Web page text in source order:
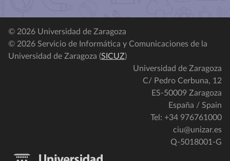
© 2026 Universidad de Zaragoza
© 2026 Servicio de Informática y Comunicaciones de la
Universidad de Zaragoza (SICUZ)
Universidad de Zaragoza
C/ Pedro Cerbuna, 12
ES-50009 Zaragoza
España / Spain
Tel: +34 976761000
ciu@unizar.es
Q-5018001-G